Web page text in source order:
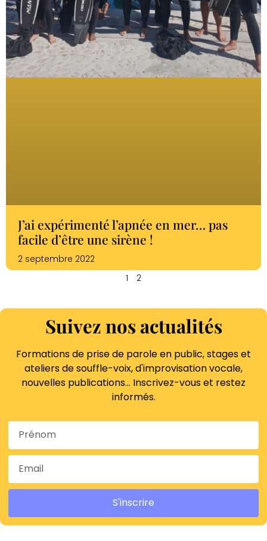
J’ai expérimenté l’apnée en mer… pas
facile d’être une sirène !
2 septembre 2022
1
2
Suivez nos actualités
Formations de prise de parole en public, stages et
ateliers de souffle-voix, d'improvisation vocale,
nouvelles publications… Inscrivez-vous et restez
informés.
S'inscrire